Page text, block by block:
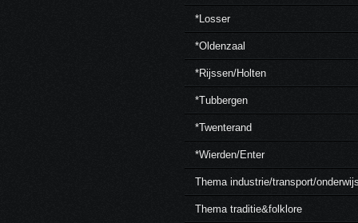
*Losser
*Oldenzaal
*Rijssen/Holten
*Tubbergen
*Twenterand
*Wierden/Enter
Thema industrie/transport/
Thema traditie&folklore